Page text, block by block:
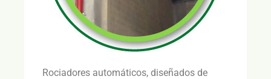
Rociadores automáticos, diseñados de